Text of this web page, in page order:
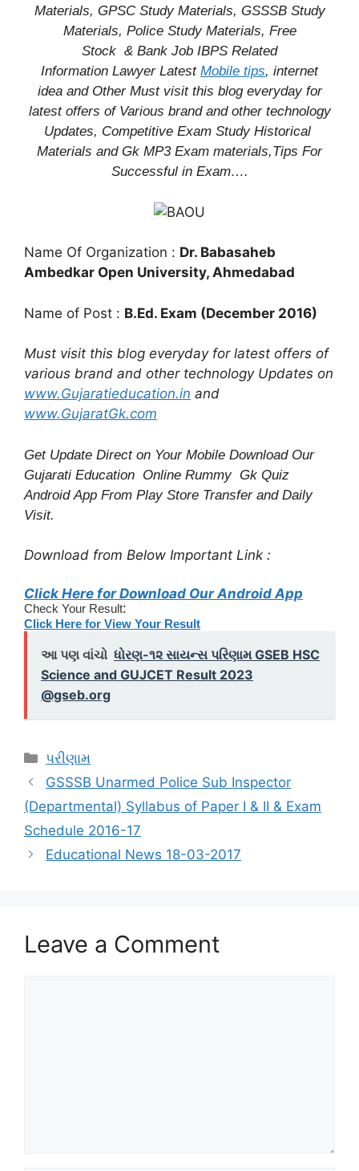
Materials, GPSC Study Materials, GSSSB Study
Materials, Police Study Materials, Free
Stock & Bank Job IBPS Related
Information Lawyer Latest Mobile tips, internet
ideaand Other Must visit this blog everyday for
latest offers of Various brand and other technology
Updates, Competitive Exam Study Historical
Materials and Gk MP3 Exam materials,Tips For
Successfulin Exam….
Name Of Organization : Dr. Babasaheb
Ambedkar Open University, Ahmedabad
Name of Post : B.Ed. Exam (December 2016)
Must visit this blog everyday for latest offers of
various brand and other technology Updates on
www.Gujaratieducation.in and
www.GujaratGk.com
Get Update Direct on Your Mobile Download Our
Gujarati Education Online Rummy Gk Quiz
Android App From Play Store Transferand Daily
Visit.
Download from Below Important Link :
Click Here for Download Our Android App
Check Your Result:
Click Here for View Your Result
આ પણ વાંચો ધોરણ-૧૨ સાયન્સ પરિણામ GSEB HSC
Science and GUJCET Result 2023
@gseb.org
Categories
પરીણામ
GSSSB Unarmed Police Sub Inspector
(Departmental) Syllabus of Paper I & II & Exam
Schedule 2016-17
Educational News 18-03-2017
Leave a Comment